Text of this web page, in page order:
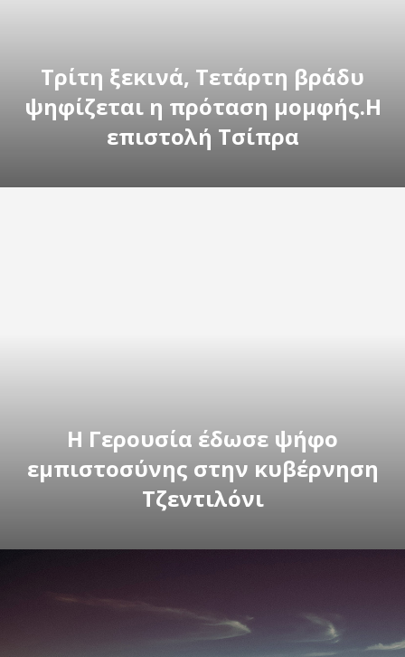
Τρίτη ξεκινά, Τετάρτη βράδυ
ψηφίζεται η πρόταση μομφής.Η
επιστολή Τσίπρα
Η Γερουσία έδωσε ψήφο
εμπιστοσύνης στην κυβέρνηση
Τζεντιλόνι